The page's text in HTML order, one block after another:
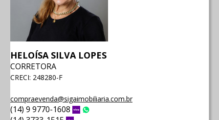
HELOÍSA SILVA LOPES
CORRETORA
CRECI: 248280-F
compraevenda@sigaimobiliaria.com.br
(14) 9 9770-1608 Vivo